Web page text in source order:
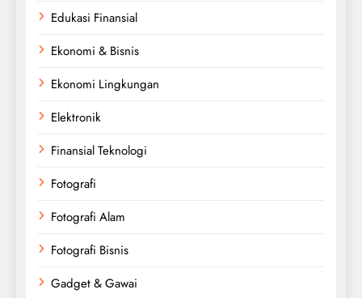
Edukasi Finansial
Ekonomi & Bisnis
Ekonomi Lingkungan
Elektronik
Finansial Teknologi
Fotografi
Fotografi Alam
Fotografi Bisnis
Gadget & Gawai